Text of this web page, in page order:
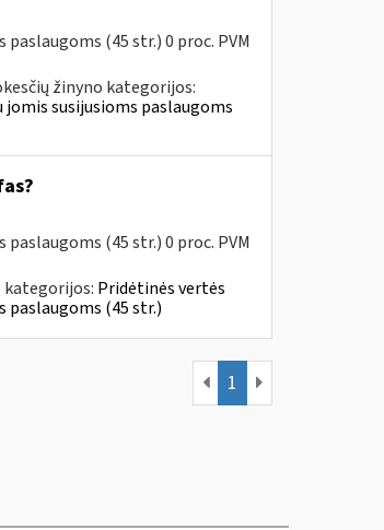
(45 str.) 0 proc. PVM
žinyno kategorijos:
jomis susijusioms paslaugoms
(45 str.) 0 proc. PVM
kategorijos: Pridėtinės vertės
paslaugoms (45 str.)
1